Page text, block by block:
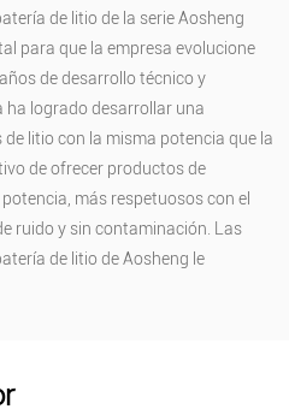
de litio de la serie Aosheng
para que la empresa evolucione
de desarrollo técnico y
ha logrado desarrollar una
litio con la misma potencia que la
de ofrecer productos de
más respetuosos con el
ruido y sin contaminación. Las
de litio de Aosheng le